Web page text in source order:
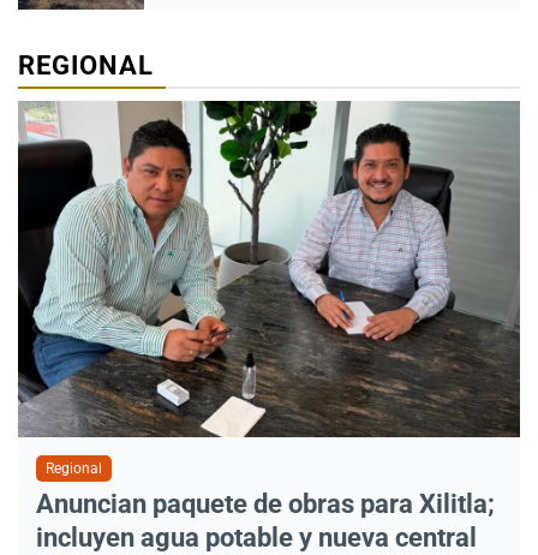
REGIONAL
Regional
Anuncian paquete de obras para Xilitla;
incluyen agua potable y nueva central